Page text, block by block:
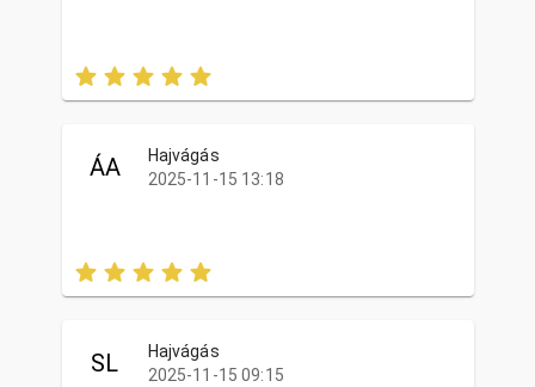
ÁA
Hajvágás
2025-11-15 13:18
SL
Hajvágás
2025-11-15 09:15